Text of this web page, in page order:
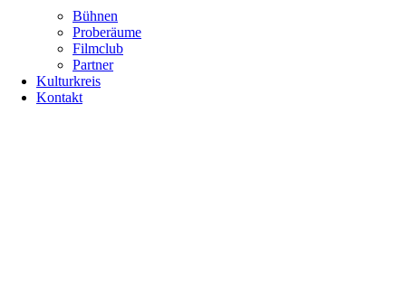
Bühnen
Proberäume
Filmclub
Partner
Kulturkreis
Kontakt